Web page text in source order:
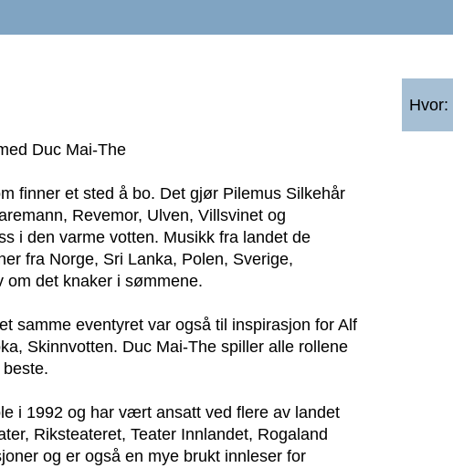
Hvor:
Duc Mai-The
finner et sted å bo. Det gjør Pilemus Silkehår
Revemor, Ulven, Villsvinet og
i den varme votten. Musikk fra landet de
fra Norge, Sri Lanka, Polen, Sverige,
om det knaker i sømmene.
samme eventyret var også til inspirasjon for Alf
Skinnvotten. Duc Mai-The spiller alle rollene
i 1992 og har vært ansatt ved flere av landet
Riksteateret, Teater Innlandet, Rogaland
og er også en mye brukt innleser for